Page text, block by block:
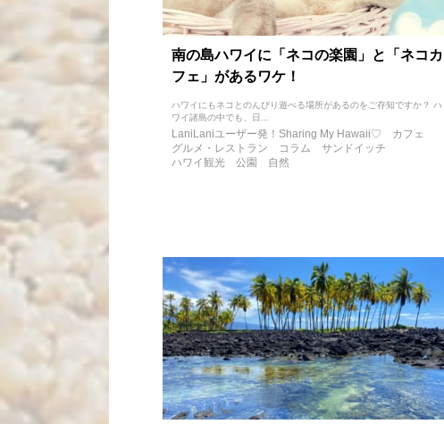
南の島ハワイに「ネコの楽園」と「ネコカ
フェ」があるワケ！
ハワイにもネコとのんびり遊べる場所があるのをご存知ですか？ ハ
ワイ諸島の中でも、日...
LaniLaniユーザー発！Sharing My Hawaii♡
カフェ
グルメ・レストラン
コラム
サンドイッチ
ハワイ観光
公園 自然